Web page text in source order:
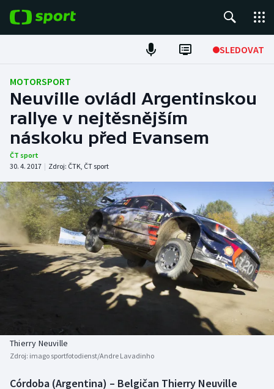
SLEDOVAT
ME v atletice
ME v plavání
Fotbal
Hokej
Tenis
DALŠÍ SPORTY
Americký fotbal
Basketbal
NEPŘEHLÉDNĚTE
Aplikace ČT sport
MOTORSPORT
Neuville ovládl Argentinskou
rallye v nejtěsnějším
náskoku před Evansem
ČT sport
30. 4. 2017 | Zdroj: ČTK, ČT sport
Thierry Neuville
Zdroj: imago sportfotodienst/Andre Lavadinho
Córdoba (Argentina) – Belgičan Thierry Neuville